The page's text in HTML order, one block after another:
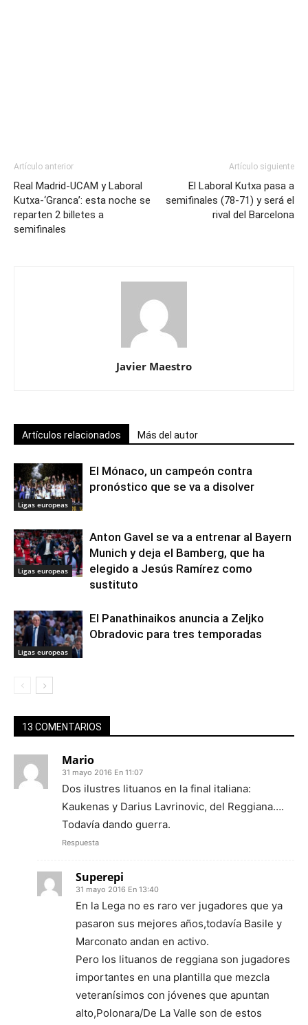
Artículo anterior
Real Madrid-UCAM y Laboral
Kutxa-‘Granca’: esta noche se
reparten 2 billetes a
semifinales
Artículo siguiente
El Laboral Kutxa pasa a
semifinales (78-71) y será el
rival del Barcelona
Javier Maestro
Artículos relacionados Más del autor
Ligas europeas
El Mónaco, un campeón contra
pronóstico que se va a disolver
Ligas europeas
Anton Gavel se va a entrenar al Bayern
Munich y deja el Bamberg, que ha
elegido a Jesús Ramírez como
sustituto
Ligas europeas
El Panathinaikos anuncia a Zeljko
Obradovic para tres temporadas
13 COMENTARIOS
Mario
31 mayo 2016 En 11:07
Dos ilustres lituanos en la final italiana:
Kaukenas y Darius Lavrinovic, del Reggiana….
Todavía dando guerra.
Respuesta
Superepi
31 mayo 2016 En 13:40
En la Lega no es raro ver jugadores que ya
pasaron sus mejores años,todavía Basile y
Marconato andan en activo.
Pero los lituanos de reggiana son jugadores
importantes en una plantilla que mezcla
veteranísimos con jóvenes que apuntan
alto,Polonara/De La Valle son de estos